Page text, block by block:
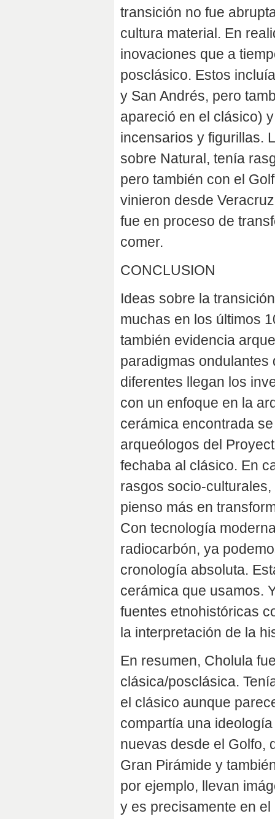
transición no fue
cultura material. En
inovaciones que a
posclásico. Estos
y San Andrés, pero
apareció en el clásico)
incensarios y figurillas.
sobre Natural, tenía
pero también con el
vinieron desde
fue en proceso de
comer.
CONCLUSION
Ideas sobre la
muchas en los últimos
también evidencia
paradigmas
diferentes llegan los
con un enfoque en la
cerámica encontrada
arqueólogos del
fechaba al clásico. En
rasgos socio-
pienso más en
Con tecnología
radiocarbón, ya
cronología absoluta.
cerámica que usamos.
fuentes etnohistóricas
la interpretación de la
En resumen, Cholula
clásica/posclásica.
el clásico aunque
compartía una
nuevas desde el Golfo,
Gran Pirámide y
por ejemplo, llevan
y es precisamente en